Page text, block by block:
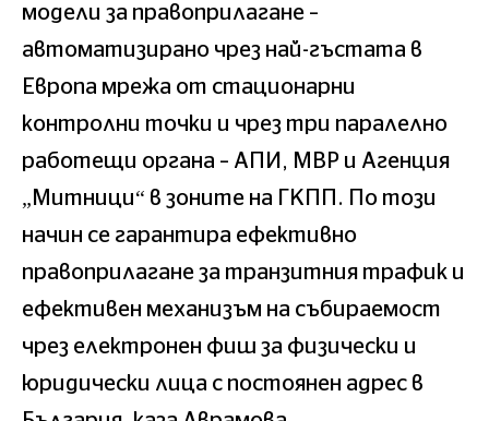
модели за правоприлагане –
автоматизирано чрез най-гъстата в
Европа мрежа от стационарни
контролни точки и чрез три паралелно
работещи органа – АПИ, МВР и Агенция
„Митници“ в зоните на ГКПП. По този
начин се гарантира ефективно
правоприлагане за транзитния трафик и
ефективен механизъм на събираемост
чрез електронен фиш за физически и
юридически лица с постоянен адрес в